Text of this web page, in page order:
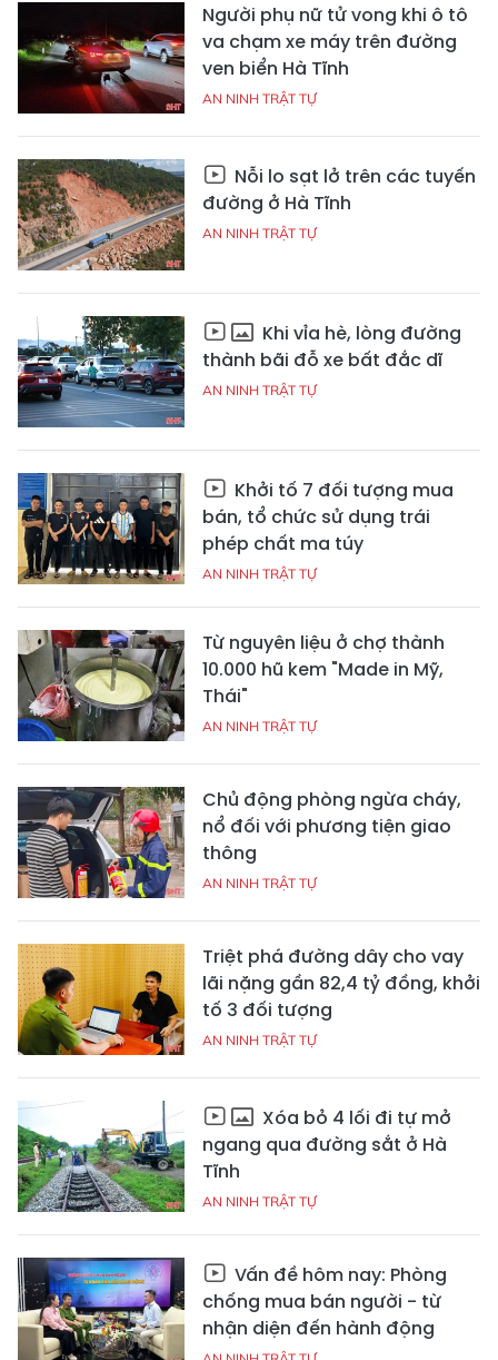
Người phụ nữ tử vong khi ô tô
va chạm xe máy trên đường
ven biển Hà Tĩnh
AN NINH TRẬT TỰ
Nỗi lo sạt lở trên các tuyến
đường ở Hà Tĩnh
AN NINH TRẬT TỰ
Khi vỉa hè, lòng đường
thành bãi đỗ xe bất đắc dĩ
AN NINH TRẬT TỰ
Khởi tố 7 đối tượng mua
bán, tổ chức sử dụng trái
phép chất ma túy
AN NINH TRẬT TỰ
Từ nguyên liệu ở chợ thành
10.000 hũ kem "Made in Mỹ,
Thái"
AN NINH TRẬT TỰ
Chủ động phòng ngừa cháy,
nổ đối với phương tiện giao
thông
AN NINH TRẬT TỰ
Triệt phá đường dây cho vay
lãi nặng gần 82,4 tỷ đồng, khởi
tố 3 đối tượng
AN NINH TRẬT TỰ
Xóa bỏ 4 lối đi tự mở
ngang qua đường sắt ở Hà
Tĩnh
AN NINH TRẬT TỰ
Vấn đề hôm nay: Phòng
chống mua bán người - từ
nhận diện đến hành động